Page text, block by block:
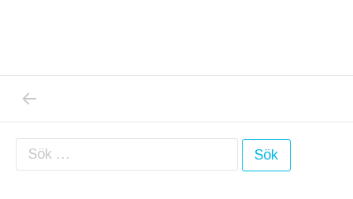
Inläggsnavigering
Sök efter: